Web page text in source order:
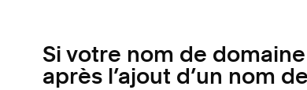
Si votre nom de
après l’ajout d’un nom